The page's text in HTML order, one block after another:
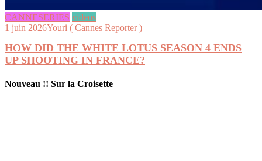
CANNESERIES videos
1 juin 2026Youri ( Cannes Reporter )
HOW DID THE WHITE LOTUS SEASON 4 ENDS
UP SHOOTING IN FRANCE?
Nouveau !! Sur la Croisette